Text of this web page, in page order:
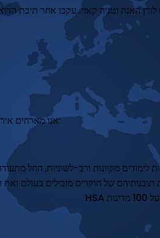
האנה וטניה קאזי. עקבו אחר תיבת
אנו מארחים אירועים חיים בחינם על בסיס קבוע - אל תהסס לעקוב אחרינו לעדכונים נוספים: